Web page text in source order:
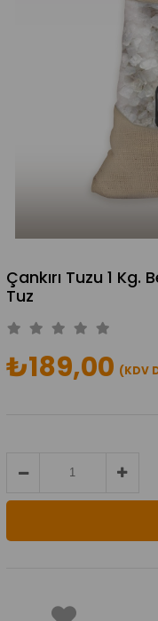
Çankırı Tuzu 1 Kg.
Tuz
₺189,00 (KDV